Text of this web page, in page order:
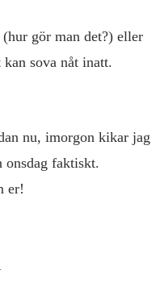
gör man det?) eller
sova nåt inatt.
nu, imorgon kikar jag
onsdag faktiskt.
er!